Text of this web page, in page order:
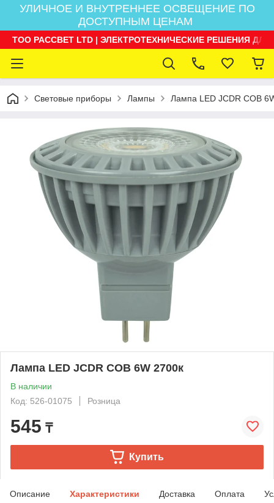
УЛИЧНОЕ И ВНУТРЕННЕЕ ОСВЕЩЕНИЕ ПО
ДОСТУПНЫМ ЦЕНАМ
ТОО РАССВЕТ LTD | ЭЛЕКТРОТЕХНИЧЕСКИЕ РЕШЕНИЯ
Световые приборы Лампы Лампа LED JCDR COB
Лампа LED JCDR COB 6W 2700к
В наличии
Код: 526-01075
Розница
545 ₸
Купить
Описание Характеристики Доставка Оплата